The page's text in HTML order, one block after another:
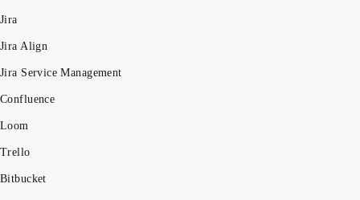
Jira
Jira Align
Jira Service Management
Confluence
Loom
Trello
Bitbucket